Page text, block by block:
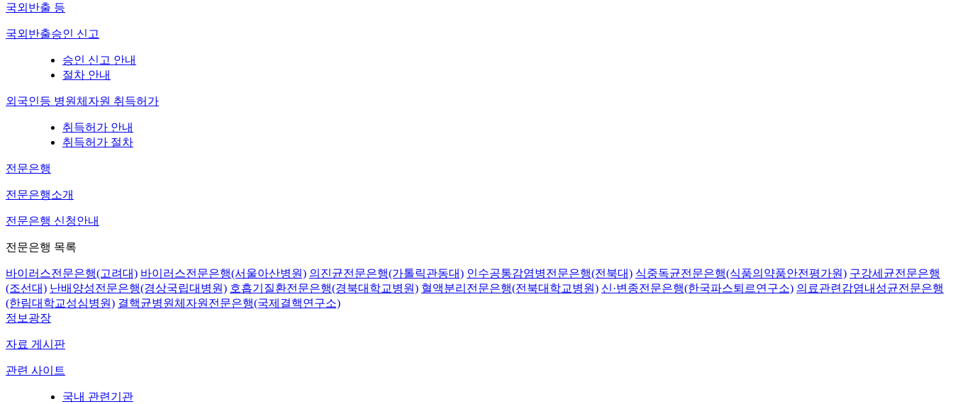
국외반출 등
국외반출승인 신고
승인 신고 안내
절차 안내
외국인등 병원체자원 취득허가
취득허가 안내
취득허가 절차
전문은행
전문은행소개
전문은행 신청안내
전문은행 목록
바이러스전문은행(고려대) 바이러스전문은행(서울아산병원) 의진균전문은행(가톨릭관동대) 인수공통감염병전문은행(전북대) 식중독균전문은행(식품의약품안전평가원) 구강세균전문은행
(조선대) 난배양성전문은행(경상국립대병원) 호흡기질환전문은행(경북대학교병원) 혈액분리전문은행(전북대학교병원) 신·변종전문은행(한국파스퇴르연구소) 의료관련감염내성균전문은행
(한림대학교성심병원) 결핵균병원체자원전문은행(국제결핵연구소)
정보광장
자료 게시판
관련 사이트
국내 관련기관